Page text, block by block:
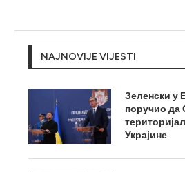
NAJNOVIJE VIJESTI
Зеленски у
поручио да
Украјине